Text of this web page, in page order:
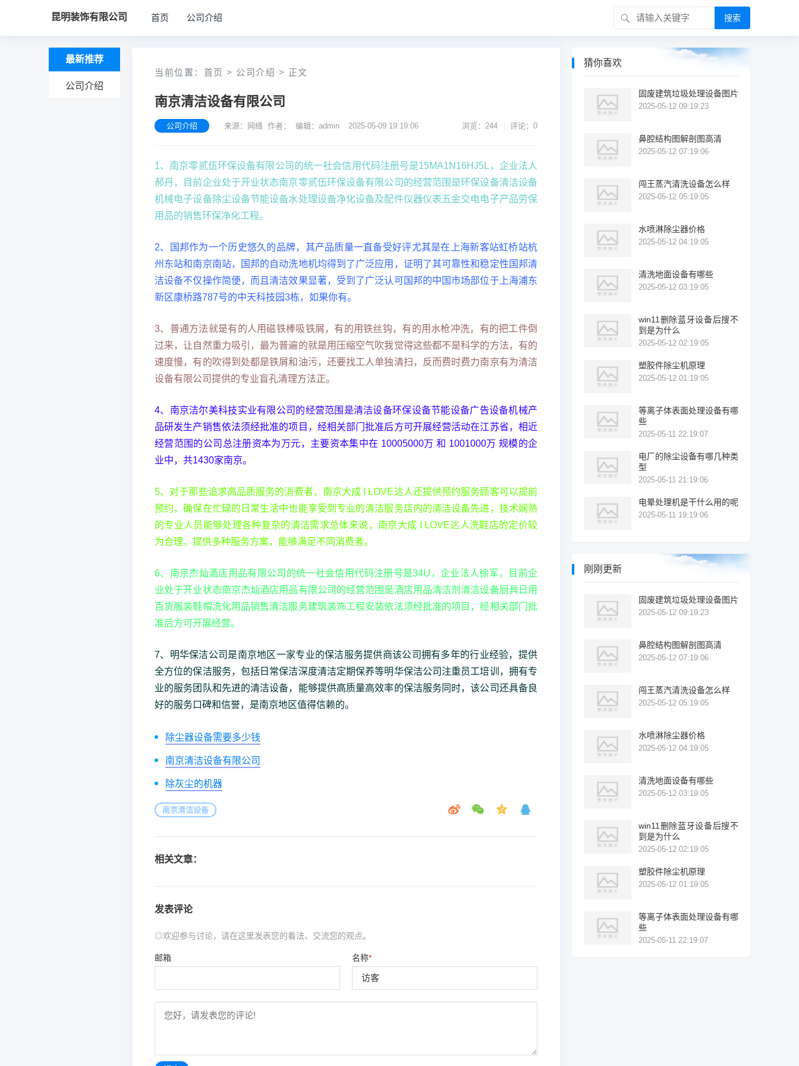
昆明装饰有限公司 首页 公司介绍 搜索
最新推荐
公司介绍
当前位置： 首页 > 公司介绍 > 正文
南京清洁设备有限公司
公司介绍 来源：网络 作者： 编辑：admin 2025-05-09 19:19:06 浏览：244 评论：0
1、南京零贰伍环保设备有限公司的统一社会信用代码注册号是15MA1N16HJ5L，企业法人
郝丹，目前企业处于开业状态南京零贰伍环保设备有限公司的经营范围是环保设备清洁设备
机械电子设备除尘设备节能设备水处理设备净化设备及配件仪器仪表五金交电电子产品劳保
用品的销售环保净化工程。
2、国邦作为一个历史悠久的品牌，其产品质量一直备受好评尤其是在上海新客站虹桥站杭
州东站和南京南站，国邦的自动洗地机均得到了广泛应用，证明了其可靠性和稳定性国邦清
洁设备不仅操作简便，而且清洁效果显著，受到了广泛认可国邦的中国市场部位于上海浦东
新区康桥路787号的中天科技园3栋，如果你有。
3、普通方法就是有的人用磁铁棒吸铁屑，有的用铁丝钩，有的用水枪冲洗，有的把工件倒
过来，让自然重力吸引，最为普遍的就是用压缩空气吹我觉得这些都不是科学的方法，有的
速度慢，有的吹得到处都是铁屑和油污，还要找工人单独清扫，反而费时费力南京有为清洁
设备有限公司提供的专业盲孔清理方法正。
4、南京洁尔美科技实业有限公司的经营范围是清洁设备环保设备节能设备广告设备机械产
品研发生产销售依法须经批准的项目，经相关部门批准后方可开展经营活动在江苏省，相近
经营范围的公司总注册资本为万元，主要资本集中在 10005000万 和 1001000万 规模的企
业中，共1430家南京。
5、对于那些追求高品质服务的消费者，南京大成 I LOVE达人还提供预约服务顾客可以提前
预约，确保在忙碌的日常生活中也能享受到专业的清洁服务店内的清洁设备先进，技术娴熟
的专业人员能够处理各种复杂的清洁需求总体来说，南京大成 I LOVE达人洗鞋店的定价较
为合理，提供多种服务方案，能够满足不同消费者。
6、南京杰灿酒店用品有限公司的统一社会信用代码注册号是34U，企业法人徐军，目前企
业处于开业状态南京杰灿酒店用品有限公司的经营范围是酒店用品清洁剂清洁设备厨具日用
百货服装鞋帽洗化用品销售清洁服务建筑装饰工程安装依法须经批准的项目，经相关部门批
准后方可开展经营。
7、明华保洁公司是南京地区一家专业的保洁服务提供商该公司拥有多年的行业经验，提供
全方位的保洁服务，包括日常保洁深度清洁定期保养等明华保洁公司注重员工培训，拥有专
业的服务团队和先进的清洁设备，能够提供高质量高效率的保洁服务同时，该公司还具备良
好的服务口碑和信誉，是南京地区值得信赖的。
除尘器设备需要多少钱
南京清洁设备有限公司
除灰尘的机器
南京清洁设备
相关文章：
发表评论
◎欢迎参与讨论，请在这里发表您的看法、交流您的观点。
名称*
邮箱
猜你喜欢
固废建筑垃圾处理设备图片
2025-05-12 09:19:23
鼻腔结构图解剖图高清
2025-05-12 07:19:06
闯王蒸汽清洗设备怎么样
2025-05-12 05:19:05
水喷淋除尘器价格
2025-05-12 04:19:05
清洗地面设备有哪些
2025-05-12 03:19:05
win11删除蓝牙设备后搜不
到是为什么
2025-05-12 02:19:05
塑胶件除尘机原理
2025-05-12 01:19:05
等离子体表面处理设备有哪
些
2025-05-11 22:19:07
电厂的除尘设备有哪几种类
型
2025-05-11 21:19:06
电晕处理机是干什么用的呢
2025-05-11 19:19:06
刚刚更新
固废建筑垃圾处理设备图片
2025-05-12 09:19:23
鼻腔结构图解剖图高清
2025-05-12 07:19:06
闯王蒸汽清洗设备怎么样
2025-05-12 05:19:05
水喷淋除尘器价格
2025-05-12 04:19:05
清洗地面设备有哪些
2025-05-12 03:19:05
win11删除蓝牙设备后搜不
到是为什么
2025-05-12 02:19:05
塑胶件除尘机原理
2025-05-12 01:19:05
等离子体表面处理设备有哪
些
2025-05-11 22:19:07